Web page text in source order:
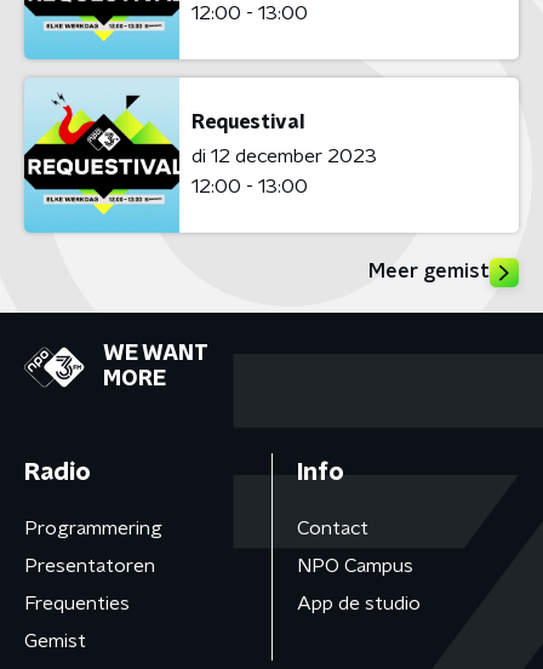
12:00 - 13:00
Requestival
di 12 december 2023
12:00 - 13:00
Meer gemist
WE WANT
MORE
Radio
Programmering
Presentatoren
Frequenties
Gemist
Info
Contact
NPO Campus
App de studio